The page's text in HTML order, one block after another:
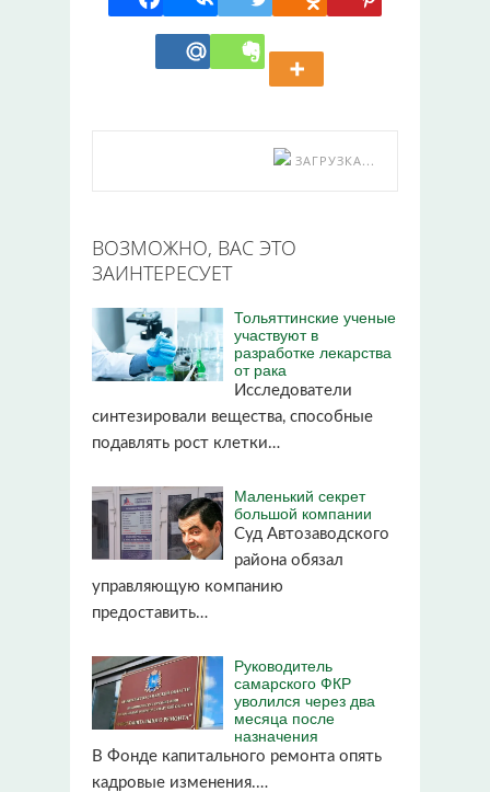
ЗАГРУЗКА...
ВОЗМОЖНО, ВАС ЭТО
ЗАИНТЕРЕСУЕТ
Тольяттинские ученые
участвуют в
разработке лекарства
от рака
Исследователи
синтезировали вещества, способные
подавлять рост клетки…
Маленький секрет
большой компании
Суд Автозаводского
района обязал
управляющую компанию
предоставить…
Руководитель
самарского ФКР
уволился через два
месяца после
назначения
В Фонде капитального ремонта опять
кадровые изменения.…